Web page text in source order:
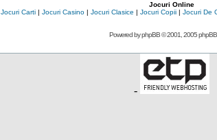
Jocuri Online
Jocuri Carti| Jocuri Casino| Jocuri Clasice | Jocuri Copii| Jocuri De
Powered byphpBB© 2001, 2005
-